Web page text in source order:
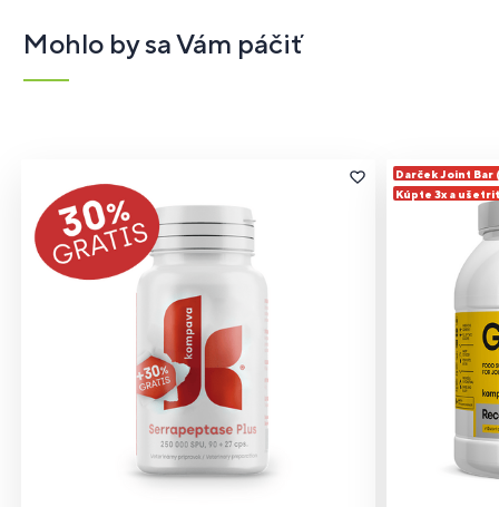
Mohlo by sa Vám páčiť
Darček Joint Bar
Kúpte 3x a